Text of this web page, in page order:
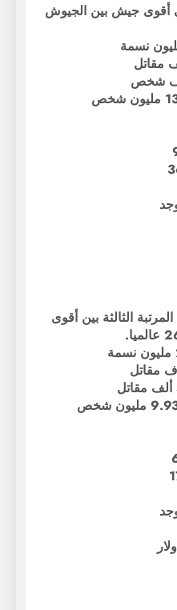
أقوى جيش بين الجيوش
الثالثة بين أقوى